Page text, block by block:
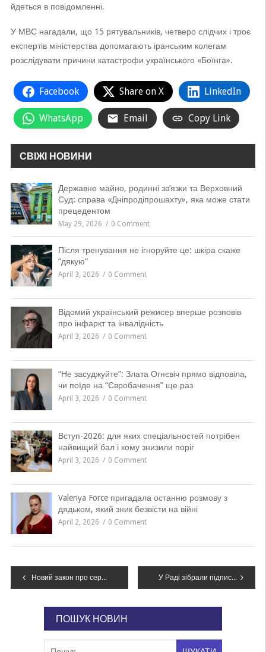
йдеться в повідомленні.
У МВС нагадали, що 15 рятувальників, четверо слідчих і троє
експертів міністерства допомагають іранським колегам
розслідувати причини катастрофи українського «Боїнга».
Facebook Share on X LinkedIn
WhatsApp Email Copy Link
СВІЖІ НОВИНИ
Державне майно, родинні зв’язки та Верховний
Суд: справа «Дніпродіпрошахту», яка може стати
прецедентом
May 29, 2026 0 Comment
Після тренування не ігноруйте це: шкіра скаже
“дякую”
April 3, 2026 0 Comment
Відомий український режисер вперше розповів
про інфаркт та інвалідність
April 3, 2026 0 Comment
“Не засуджуйте”: Злата Огнєвіч прямо відповіла,
чи поїде на “Євробачення” ще раз
April 3, 2026 0 Comment
Вступ-2026: для яких спеціальностей потрібен
найвищий бал і кому знизили поріг
April 3, 2026 0 Comment
Valeriya Force пригадала останню розмову з
дядьком, який зник безвісти на війні
April 2, 2026 0 Comment
Навігація
Новий закон про середню освіту: головні новації У Раді зібрали підписи для заборони гастролей російських артистів, у ОПЗЖ – проти
ПОШУК НОВИН